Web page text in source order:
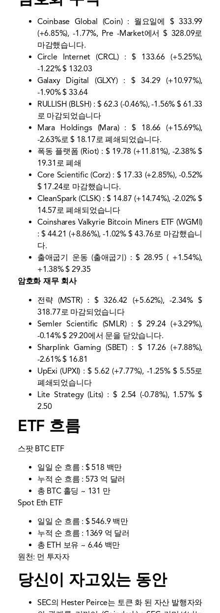
Coinbase Global (Coin) : 월요일에 $ 333.99
(+6.85%), -1.77%, Pre -Market에서 $ 328.09로
마감했습니다.
Circle Internet (CRCL) : $ 133.66 (+5.25%),
-1.22% $ 132.03
Galaxy Digital (GLXY) : $ 34.29 (+10.97%),
-1.90% $ 33.64
RULLISH (BLSH) : $ 62.3 (-0.46%), -1.56% $ 61.33
로 마감되었습니다
Mara Holdings (Mara) : $ 18.66 (+15.69%),
-2.63%로 $ 18.17로 폐쇄되었습니다.
폭동 플랫폼 (Riot) : $ 19.78 (+11.81%), -2.38% $
19.31로 폐쇄
Core Scientific (Corz) : $ 17.33 (+2.85%), -0.52%
$ 17.24로 마감했습니다.
CleanSpark (CLSK) : $ 14.87 (+14.74%), -2.02% $
14.57로 폐쇄되었습니다
Coinshares Valkyrie Bitcoin Miners ETF (WGMI)
: $ 44.21 (+8.86%), -1.02% $ 43.76로 마감했습니
다.
출애굽기 운동 (출애굽기) : $ 28.95 ( +1.54%),
+1.38% $ 29.35
암호화 재무 회사
전략 (MSTR) : $ 326.42 (+5.62%), -2.34% $
318.77로 마감되었습니다
Semler Scientific (SMLR) : $ 29.24 (+3.29%),
-0.14% $ 29.20에서 문을 닫았습니다.
Sharplink Gaming (SBET) : $ 17.26 (+7.88%),
-2.61% $ 16.81
UpExi (UPXI) : $ 5.62 (+7.77%), -1.25% $ 5.55로
폐쇄되었습니다
Lite Strategy (Lits) : $ 2.54 (-0.78%), 1.57% $
2.50
ETF 흐름
스팟 BTC ETF
일일 순 흐름 : $ 518 백만
누적 순 흐름 : 573 억 달러
총 BTC 홀딩 ~ 131 만
Spot Eth ETF
일일 순 흐름 : $ 546.9 백만
누적 순 흐름 : 1369 억 달러
총 ETH 보유 ~ 6.46 백만
원천: 먼 투자자
당신이 자고있는 동안
SEC의 Hester Peirce는 토큰 화 된 자산 발행자와